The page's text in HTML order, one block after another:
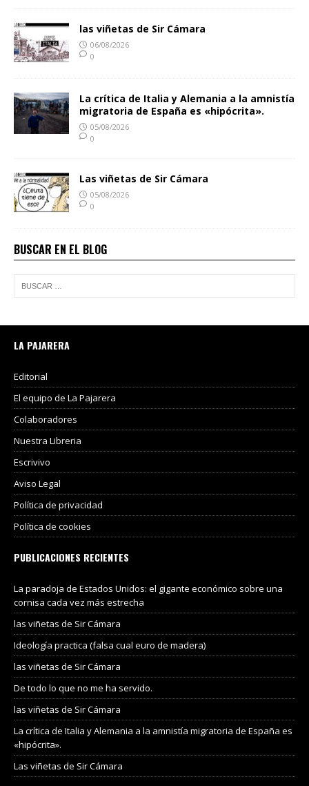
las viñetas de Sir Cámara
06/08/2026
0
La crítica de Italia y Alemania a la amnistía
migratoria de España es «hipócrita».
05/08/2026
0
Las viñetas de Sir Cámara
05/08/2026
0
BUSCAR EN EL BLOG
LA PAJARERA
Editorial
El equipo de La Pajarera
Colaboradores
Nuestra Libreria
Escrivivo
Aviso Legal
Política de privacidad
Política de cookies
PUBLICACIONES RECIENTES
La paradoja de Estados Unidos: el gigante económico sobre una
cornisa cada vez más estrecha
las viñetas de Sir Cámara
Ideología practica (falsa cual euro de madera)
las viñetas de Sir Cámara
De todo lo que no me ha servido.
las viñetas de Sir Cámara
La crítica de Italia y Alemania a la amnistía migratoria de España es
«hipócrita».
Las viñetas de Sir Cámara